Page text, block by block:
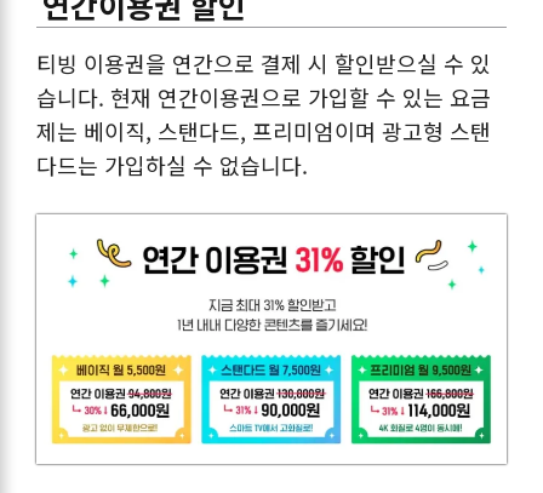
티빙 이용권을 연간으로 결제 시 할인받으실 수 있
습니다. 현재 연간이용권으로 가입할 수 있는 요금
제는 베이직, 스탠다드, 프리미엄이며 광고형 스탠
다드는 가입하실 수 없습니다.